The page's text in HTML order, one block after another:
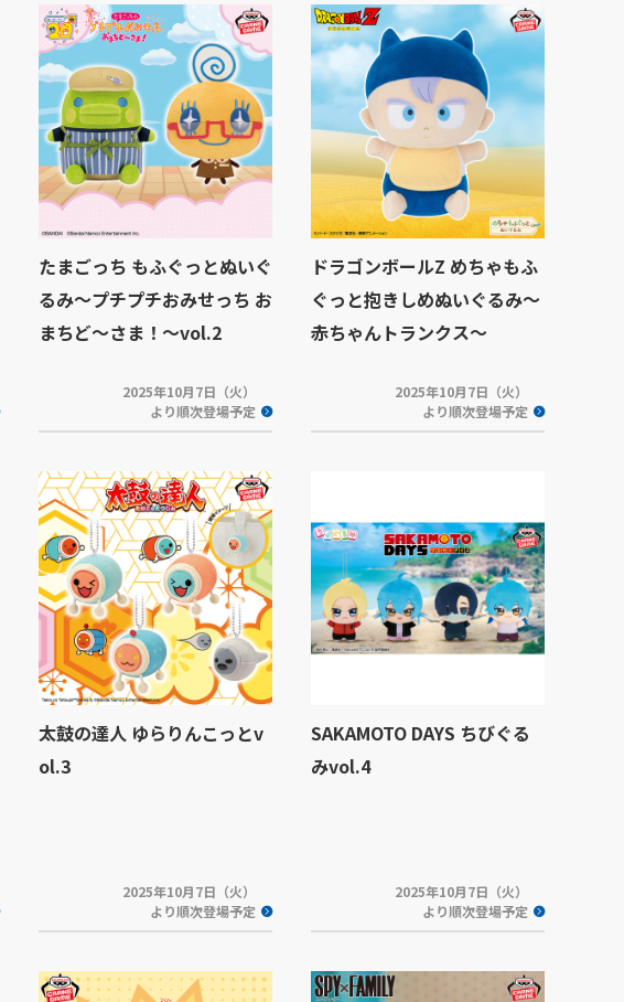
たまごっち もふぐっとぬいぐ
るみ～プチプチおみせっち お
まちど～さま！～vol.2
2025年10月7日（火）
より順次登場予定
ドラゴンボールZ めちゃもふ
ぐっと抱きしめぬいぐるみ～
赤ちゃんトランクス～
2025年10月7日（火）
より順次登場予定
太鼓の達人 ゆらりんこっとv
ol.3
2025年10月7日（火）
より順次登場予定
SAKAMOTO DAYS ちびぐる
みvol.4
2025年10月7日（火）
より順次登場予定